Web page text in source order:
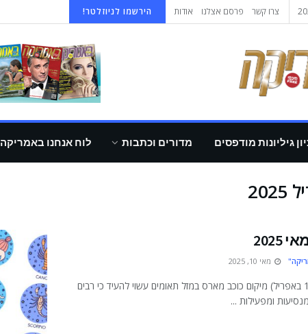
צרו קשר פרסם אצלנו אודות הירשמו לניוזלטר!
גיליונות מודפסים מדורים וכתבות לוח אנחנו באמריקה
מאי 10, 2025
טלה (21 במרץ – 19 באפריל) מיקום כוכב מארס במזל תאומים עשוי להעיד כי רבים
ומפעילות ...